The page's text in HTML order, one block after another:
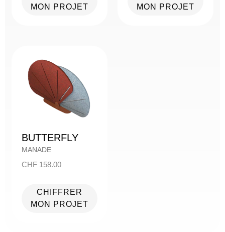
MON PROJET
MON PROJET
BUTTERFLY
MANADE
CHF158.00
CHIFFRER
MON PROJET